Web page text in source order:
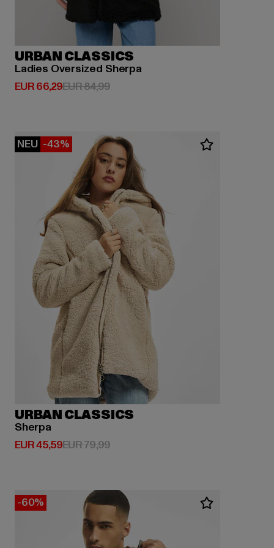
URBAN CLASSICS
Ladies Oversized Sherpa
EUR 66,29
Derzeitiger Preis: EUR 66,29
EUR 84,99Aktionspreis: EUR 84,99
NEU -43%
URBAN CLASSICS
Sherpa
EUR 45,59
Derzeitiger Preis: EUR 45,59
EUR 79,99Aktionspreis: EUR 79,99
-60%